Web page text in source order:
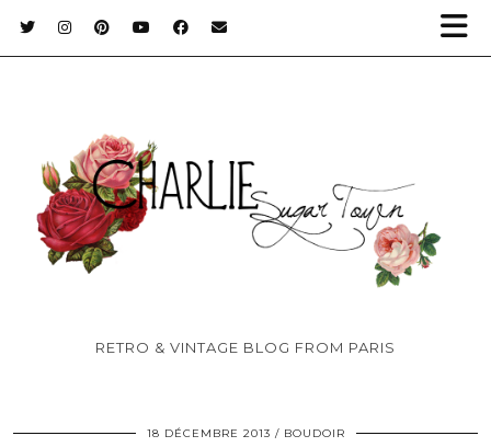
RETRO & VINTAGE BLOG FROM PARIS
18 DÉCEMBRE 2013 BOUDOIR